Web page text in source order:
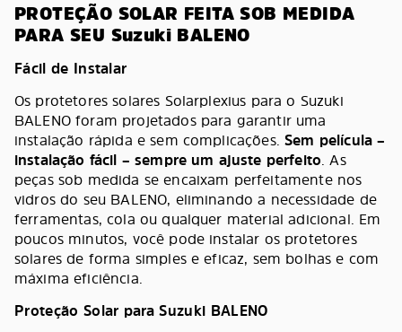
PROTEÇÃO SOLAR FEITA SOB MEDIDA
PARA SEU Suzuki BALENO
Fácil de Instalar
Os protetores solares Solarplexius para o Suzuki
BALENO foram projetados para garantir uma
instalação rápida e sem complicações.Sem película –
instalação fácil – sempre um ajuste perfeito. As
peças sob medida se encaixam perfeitamente nos
vidros do seu BALENO, eliminando a necessidade de
ferramentas, cola ou qualquer material adicional. Em
poucos minutos, você pode instalar os protetores
solares de forma simples e eficaz, sem bolhas e com
máxima eficiência.
Proteção Solar para Suzuki BALENO